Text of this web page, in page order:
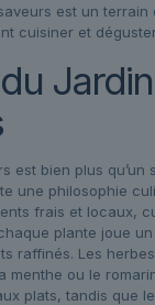
est un terrain
cuisiner et
est bien plus qu’un
une philosophie
frais et locaux,
plante joue
raffinés. Les
menthe ou le
plats, tandis que